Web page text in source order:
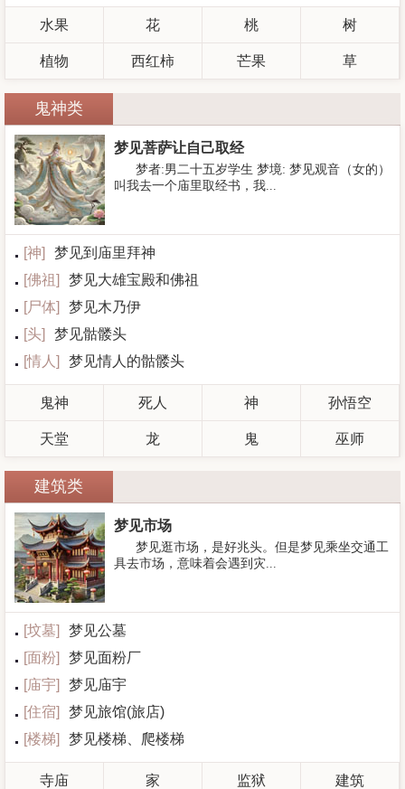
水果 花 桃 树
植物 西红柿 芒果 草
鬼神类
梦见菩萨让自己取经
梦者:男二十五岁学生 梦境: 梦见观音（女的）
叫我去一个庙里取经书，我...
[神]
梦见到庙里拜神
[佛祖]
梦见大雄宝殿和佛祖
[尸体]
梦见木乃伊
[头]
梦见骷髅头
[情人 ] 梦见情人的骷髅头
鬼神 死人 神 孙悟空
天堂 龙 鬼 巫师
建筑类
梦见市场
梦见逛市场，是好兆头。但是梦见乘坐交通工
具去市场，意味着会遇到灾...
[坟墓]
梦见公墓
[面粉]
梦见面粉厂
[庙宇]
梦见庙宇
[住宿]
梦见旅馆(旅店)
[楼梯] 梦见楼梯、爬楼梯
寺庙 家 监狱 建筑